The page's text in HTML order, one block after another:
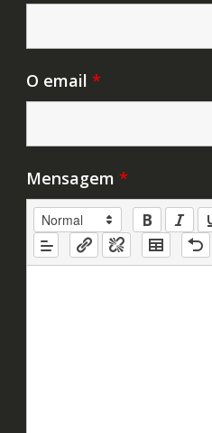
O email *
Mensagem *